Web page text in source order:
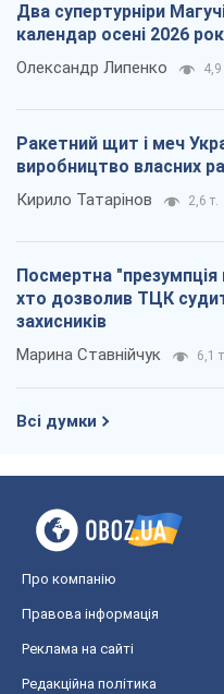
Два супертурніри
календар осені 2026
Олександр Липенко 4,9
Ракетний щит і меч
виробництво власних
Кирило Татарінов 2,6 т.
Посмертна "презумпція
хто дозволив ТЦК
захисників
Марина Ставнійчук 6,1
Всі думки
Про компанію
Правова інформація
Реклама на сайті
Редакційна політика